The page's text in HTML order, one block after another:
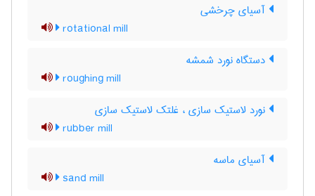
آسیای چرخشی
rotational mill
دستگاه نورد شمشه
roughing mill
نورد لاستیک سازی ، غلتک لاستیک سازی
rubber mill
آسیای ماسه
sand mill